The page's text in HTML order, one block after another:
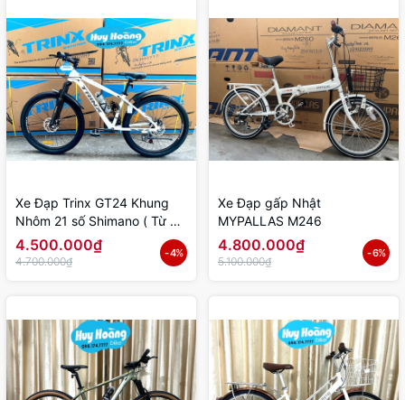
Xe Đạp Trinx GT24 Khung
Nhôm 21 số Shimano ( Từ 9
đến 15 tuổi )
4.500.000₫
4.700.000₫
- 4%
Xe Đạp gấp Nhật
MYPALLAS M246
4.800.000₫
5.100.000₫
- 6%